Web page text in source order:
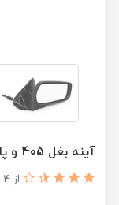
آینه بغل 405 و پارس و آردی و روآ خرگوشی راست
از 4